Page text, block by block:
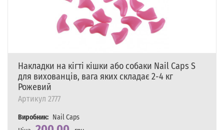
Накладки на кігті кішки або собаки Nail Caps S
для вихованців, вага яких складає 2-4 кг
Рожевий
Артикул 2777
Виробник: Nail Caps